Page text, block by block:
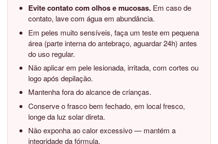
Evite contato com olhos e mucosas.Em caso de
contato, lave com água em abundância.
Em peles muito sensíveis, faça um teste em pequena
área (parte interna do antebraço, aguardar 24h) antes
do uso regular.
Não aplicar em pele lesionada, irritada, com cortes ou
logo após depilação.
Mantenha fora do alcance de crianças.
Conserve o frasco bem fechado, em local fresco,
longe da luz solar direta.
Não exponha ao calor excessivo — mantém a
integridade da fórmula.